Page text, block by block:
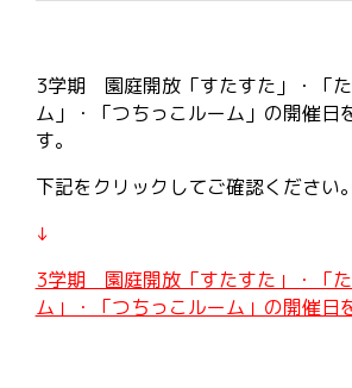
3学期 園庭開放「すたすた」・「
ム」・「つちっこルーム」の開催日
す。
下記をクリックしてご確認ください。
↓
3学期 園庭開放「すたすた」・「
ム」・「つちっこルーム」の開催日